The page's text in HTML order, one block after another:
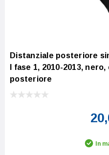
Distanziale posteriore
I fase 1, 2010-2013,
posteriore
In